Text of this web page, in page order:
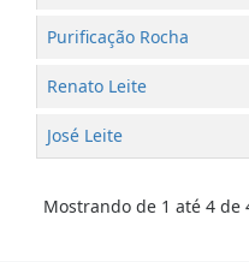
Purificação Rocha
Renato Leite
José Leite
Mostrando de 1 até 4 de